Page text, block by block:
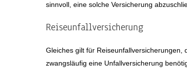
sinnvoll, eine solche Versicherung
Reiseunfallversicherung
Gleiches gilt für
zwangsläufig eine Unfallversicherung